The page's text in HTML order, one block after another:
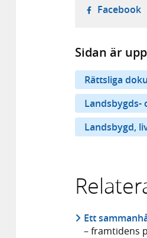
Facebook-
Sidan är
Rättsliga
Landsbygd,
Ett
– framtidens